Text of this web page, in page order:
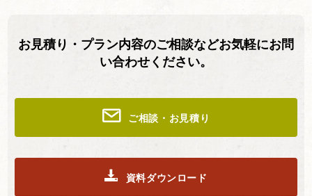
お見積り・プラン内容のご相談などお気軽にお問
い合わせください。
ご相談・お見積り
資料ダウンロード